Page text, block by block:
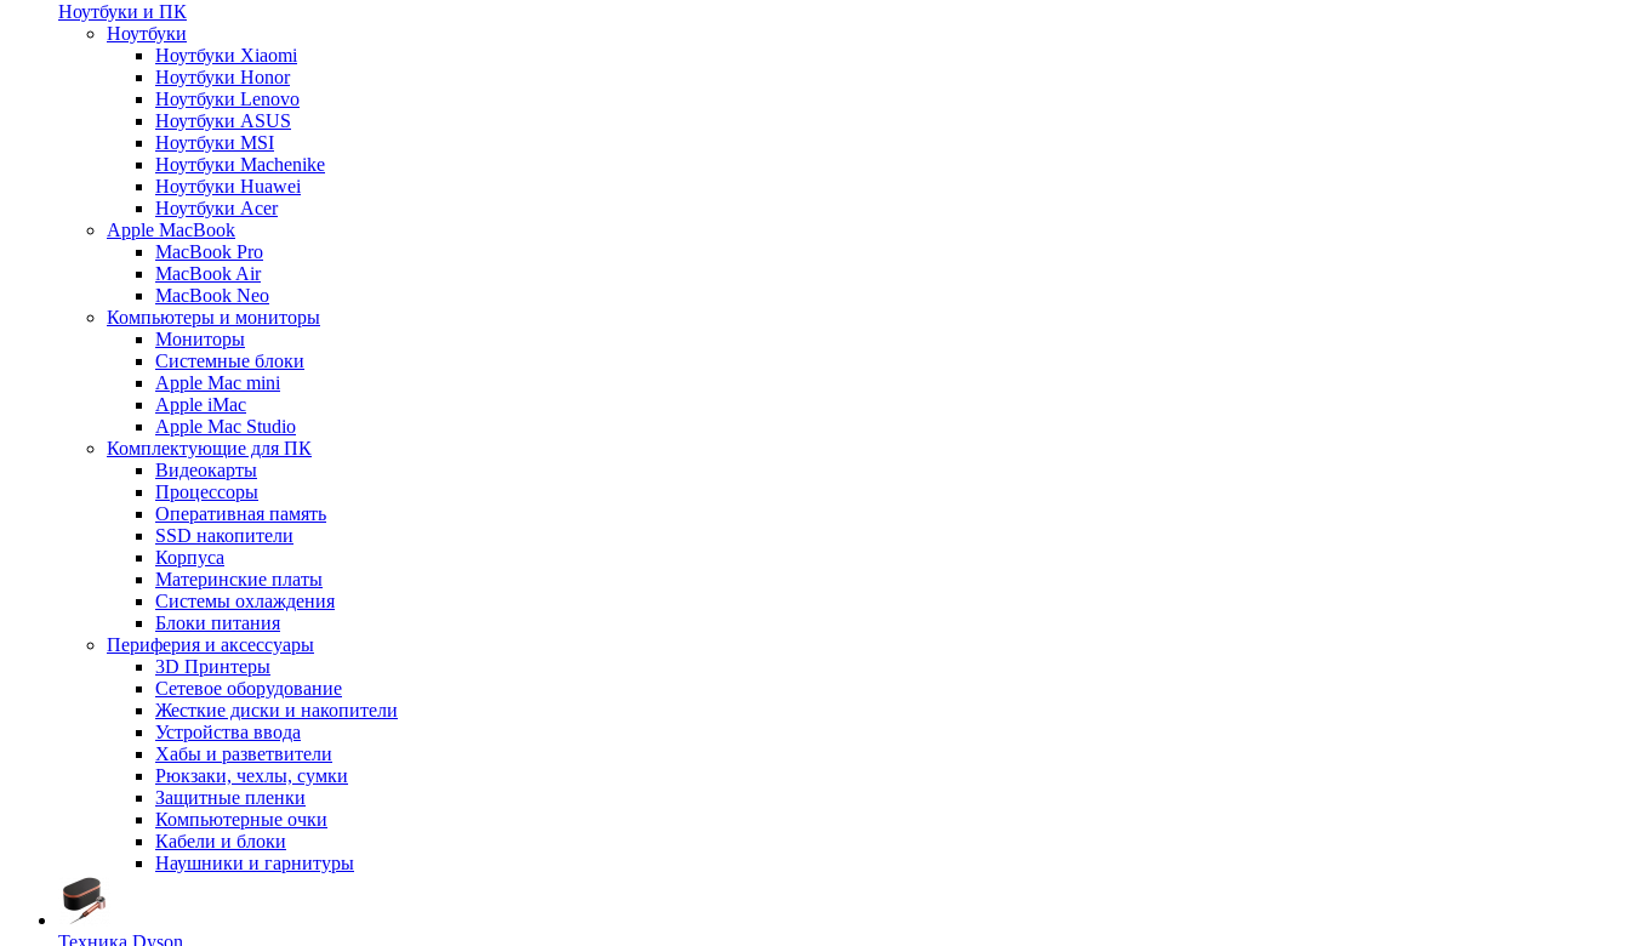
Ноутбуки и ПК
Ноутбуки
Ноутбуки Xiaomi
Ноутбуки Honor
Ноутбуки Lenovo
Ноутбуки ASUS
Ноутбуки MSI
Ноутбуки Machenike
Ноутбуки Huawei
Ноутбуки Acer
Apple MacBook
MacBook Pro
MacBook Air
MacBook Neo
Компьютеры и мониторы
Мониторы
Системные блоки
Apple Mac mini
Apple iMac
Apple Mac Studio
Комплектующие для ПК
Видеокарты
Процессоры
Оперативная память
SSD накопители
Корпуса
Материнские платы
Системы охлаждения
Блоки питания
Периферия и аксессуары
3D Принтеры
Сетевое оборудование
Жесткие диски и накопители
Устройства ввода
Хабы и разветвители
Рюкзаки, чехлы, сумки
Защитные пленки
Компьютерные очки
Кабели и блоки
Наушники и гарнитуры
Техника Dyson